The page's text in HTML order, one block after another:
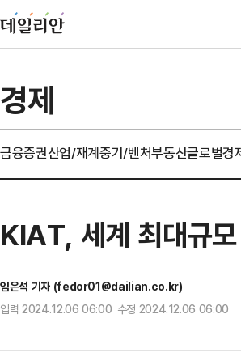
경제
금융증권산업/재계중기/벤처부동산글로벌경
KIAT, 세계 최대규
임은석 기자 (fedor01@dailian.co.kr)
입력 2024.12.06 06:00 수정 2024.12.06 06:00